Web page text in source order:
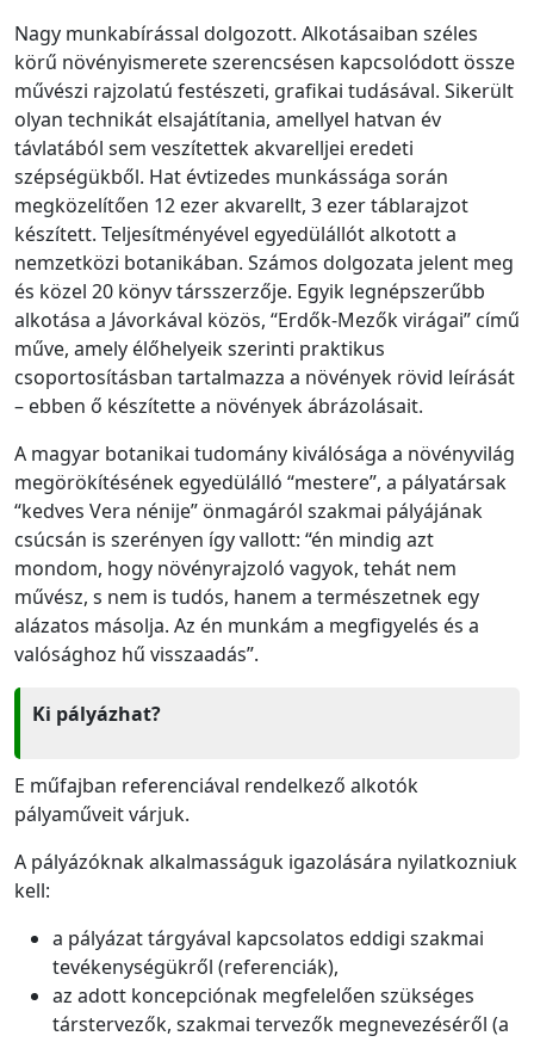
Nagy munkabírással dolgozott. Alkotásaiban széles
körű növényismerete szerencsésen kapcsolódott össze
művészi rajzolatú festészeti, grafikai tudásával. Sikerült
olyan technikát elsajátítania, amellyel hatvan év
távlatából sem veszítettek akvarelljei eredeti
szépségükből. Hat évtizedes munkássága során
megközelítően 12 ezer akvarellt, 3 ezer táblarajzot
készített. Teljesítményével egyedülállót alkotott a
nemzetközi botanikában. Számos dolgozata jelent meg
és közel 20 könyv társszerzője. Egyik legnépszerűbb
alkotása a Jávorkával közös, “Erdők-Mezők virágai” című
műve, amely élőhelyeik szerinti praktikus
csoportosításban tartalmazza a növények rövid leírását
– ebben ő készítette a növények ábrázolásait.
A magyar botanikai tudomány kiválósága a növényvilág
megörökítésének egyedülálló “mestere”, a pályatársak
“kedves Vera nénije” önmagáról szakmai pályájának
csúcsán is szerényen így vallott: “én mindig azt
mondom, hogy növényrajzoló vagyok, tehát nem
művész, s nem is tudós, hanem a természetnek egy
alázatos másolja. Az én munkám a megfigyelés és a
valósághoz hű visszaadás”.
Ki pályázhat?
E műfajban referenciával rendelkező alkotók
pályaműveit várjuk.
A pályázóknak alkalmasságuk igazolására nyilatkozniuk
kell:
a pályázat tárgyával kapcsolatos eddigi szakmai
tevékenységükről (referenciák),
az adott koncepciónak megfelelően szükséges
társtervezők, szakmai tervezők megnevezéséről (a